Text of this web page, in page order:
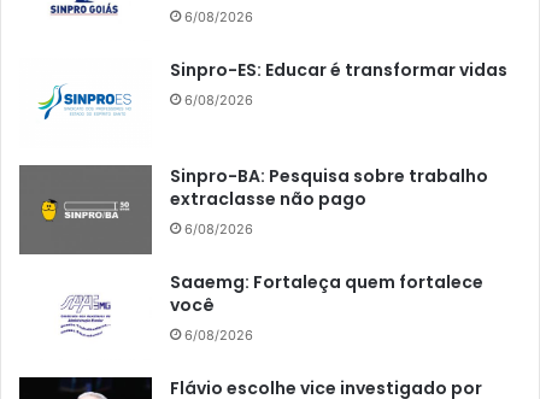
6/08/2026
Sinpro-ES: Educar é transformar vidas
6/08/2026
Sinpro-BA: Pesquisa sobre trabalho
extraclasse não pago
6/08/2026
Saaemg: Fortaleça quem fortalece
você
6/08/2026
Flávio escolhe vice investigado por